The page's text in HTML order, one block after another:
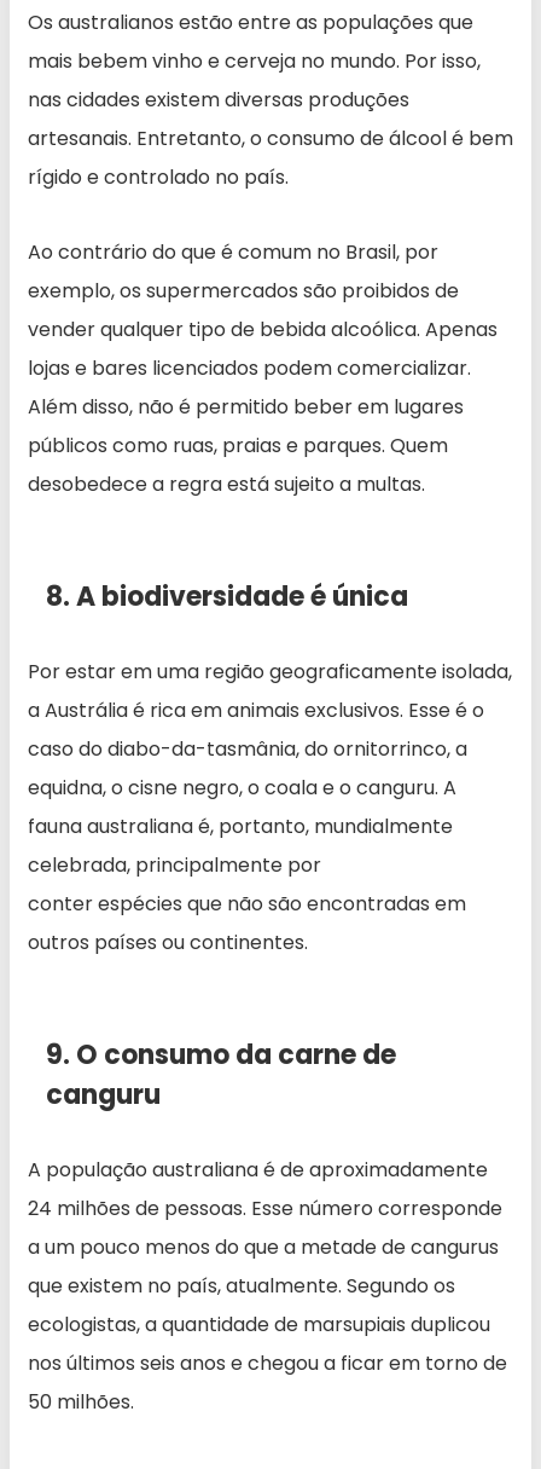
Os australianos estão entre as populações que
mais bebem vinho e cerveja no mundo. Por isso,
nas cidades existem diversas produções
artesanais. Entretanto, o consumo de álcool é bem
rígido e controlado no país.
Ao contrário do que é comum no Brasil, por
exemplo, os supermercados são proibidos de
vender qualquer tipo de bebida alcoólica. Apenas
lojas e bares licenciados podem comercializar.
Além disso, não é permitido beber em lugares
públicos como ruas, praias e parques. Quem
desobedece a regra está sujeito a multas.
8. A biodiversidade é única
Por estar em uma região geograficamente isolada,
a Austrália é rica em animais exclusivos. Esse é o
caso do diabo-da-tasmânia, do ornitorrinco, a
equidna, o cisne negro, o coala e o canguru. A
fauna australiana é, portanto, mundialmente
celebrada, principalmente por
conter espécies que não são encontradas em
outros países ou continentes.
9. O consumo da carne de
canguru
A população australiana é de aproximadamente
24 milhões de pessoas. Esse número corresponde
a um pouco menos do que a metade de cangurus
que existem no país, atualmente. Segundo os
ecologistas, a quantidade de marsupiais duplicou
nos últimos seis anos e chegou a ficar em torno de
50 milhões.